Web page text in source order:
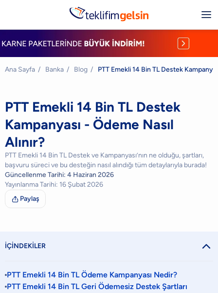
Ana Sayfa / Banka / Blog / PTT Emekli 14 Bin TL Destek
PTT Emekli 14 Bin TL Destek
Kampanyası - Ödeme Nasıl
Alınır?
PTT Emekli 14 Bin TL Destek ve Kampanyası’nın ne olduğu, şartları,
başvuru süreci ve bu desteğin nasıl alındığı tüm detaylarıyla burada!
Güncellenme Tarihi: 4 Haziran 2026
Yayınlanma Tarihi: 16 Şubat 2026
 Paylaş
İÇİNDEKİLER 
PTT Emekli 14 Bin TL Ödeme Kampanyası Nedir?
PTT Emekli 14 Bin TL Geri Ödemesiz Destek Şartları